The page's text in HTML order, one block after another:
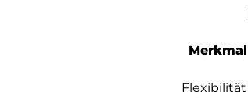
Merkmal
Flexibilität